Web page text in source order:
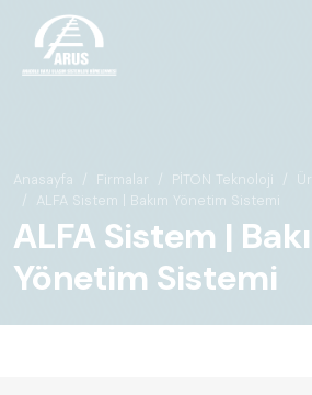
Anasayfa Firmalar PİTON Teknoloji
ALFA Sistem | Bakım Yönetim Sistemi
ALFA Sistem |
Yönetim Sistemi